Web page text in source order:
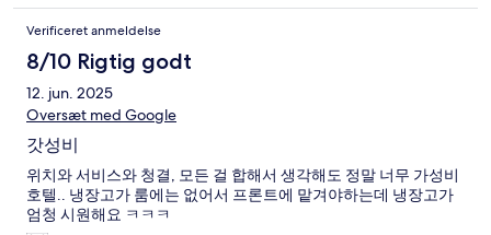
Verificeret anmeldelse
8/10 Rigtig godt
12. jun. 2025
Oversæt med Google
갓성비
위치와 서비스와 청결, 모든 걸 합해서 생각해도 정말 너무 가성비
호텔.. 냉장고가 룸에는 없어서 프론트에 맡겨야하는데 냉장고가
엄청 시원해요 ㅋㅋㅋ